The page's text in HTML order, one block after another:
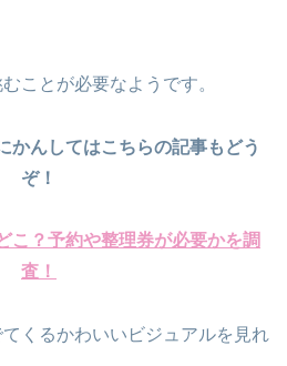
ことが必要なようです。
かんしてはこちらの記事もどう
ぞ！
こ？予約や整理券が必要かを調
査！
くるかわいいビジュアルを見れ